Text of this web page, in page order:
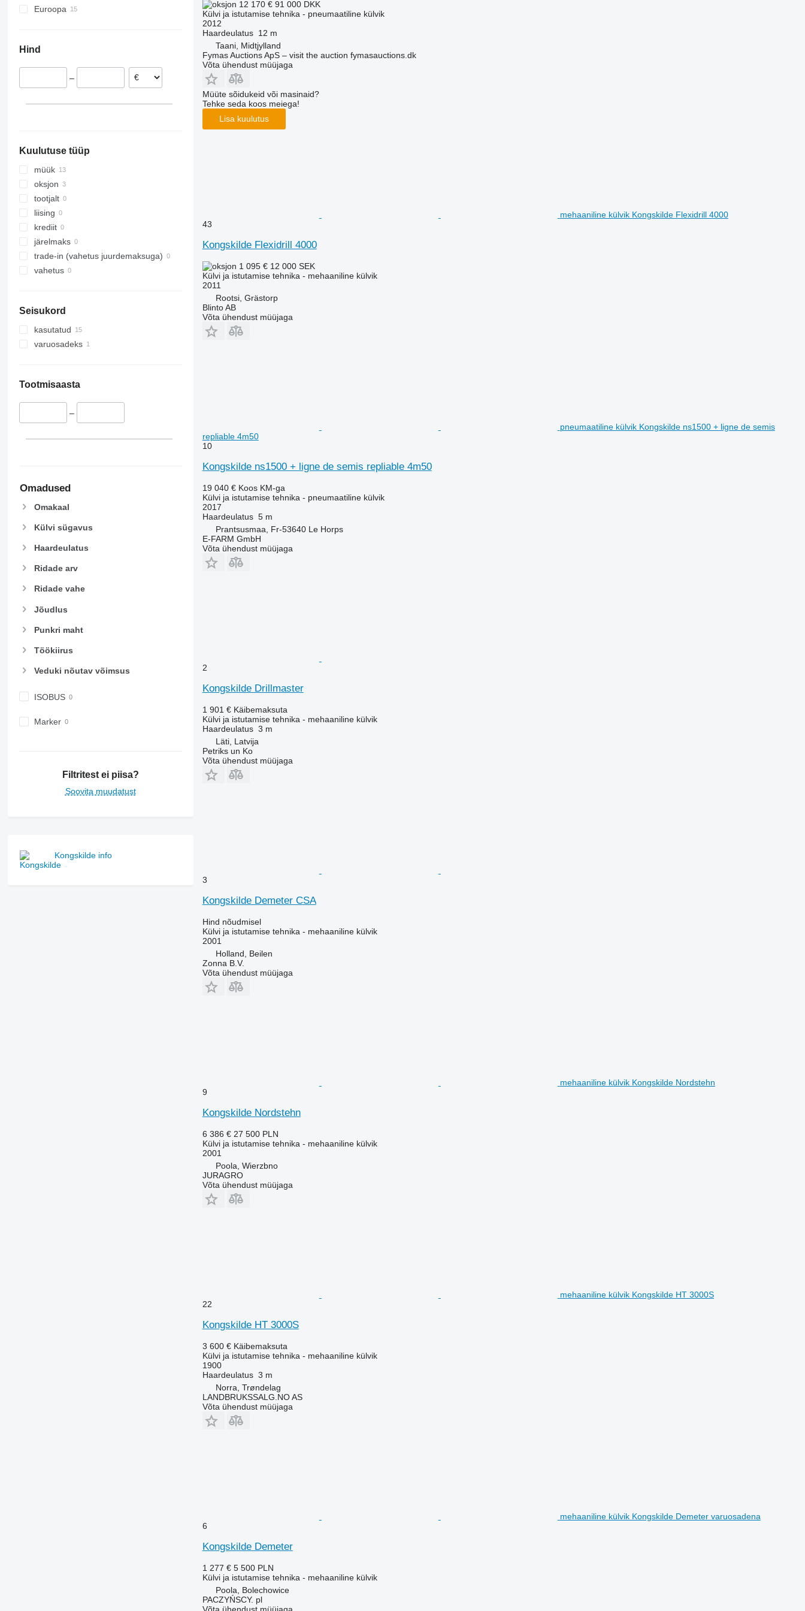
Euroopa
Rootsi
Prantsusmaa
Hind
–
Kuulutuse tüüp
müük
oksjon
tootjalt
liising
krediit
järelmaks
trade-in (vahetus juurdemaksuga)
vahetus
Seisukord
kasutatud
varuosadeks
Tootmisaasta
–
Omadused
Omakaal
Külvi sügavus
Haardeulatus
Ridade arv
Ridade vahe
Jõudlus
Punkri maht
Töökiirus
Veduki nõutav võimsus
ISOBUS
Marker
Filtritest ei piisa?
Soovita muudatust
Kongskilde info
12 170 € 91 000 DKK
Külvi ja istutamise tehnika - pneumaatiline külvik
2012
Haardeulatus 12 m
Taani, Midtjylland
Fymas Auctions ApS – visit the auction fymasauctions.dk
Võta ühendust müüjaga
Müüte sõidukeid või masinaid?
Tehke seda koos meiega!
Lisa kuulutus
mehaaniline külvik Kongskilde Flexidrill 4000
43
Kongskilde Flexidrill 4000
1 095 € 12 000 SEK
Külvi ja istutamise tehnika - mehaaniline külvik
2011
Rootsi, Grästorp
Blinto AB
Võta ühendust müüjaga
pneumaatiline külvik Kongskilde ns1500 + ligne de semis
repliable 4m50
10
Kongskilde ns1500 + ligne de semis repliable 4m50
19 040 € Koos KM-ga
Külvi ja istutamise tehnika - pneumaatiline külvik
2017
Haardeulatus 5 m
Prantsusmaa, Fr-53640 Le Horps
E-FARM GmbH
Võta ühendust müüjaga
2
Kongskilde Drillmaster
1 901 € Käibemaksuta
Külvi ja istutamise tehnika - mehaaniline külvik
Haardeulatus 3 m
Läti, Latvija
Petriks un Ko
Võta ühendust müüjaga
3
Kongskilde Demeter CSA
Hind nõudmisel
Külvi ja istutamise tehnika - mehaaniline külvik
2001
Holland, Beilen
Zonna B.V.
Võta ühendust müüjaga
mehaaniline külvik Kongskilde Nordstehn
9
Kongskilde Nordstehn
6 386 € 27 500 PLN
Külvi ja istutamise tehnika - mehaaniline külvik
2001
Poola, Wierzbno
JURAGRO
Võta ühendust müüjaga
mehaaniline külvik Kongskilde HT 3000S
22
Kongskilde HT 3000S
3 600 € Käibemaksuta
Külvi ja istutamise tehnika - mehaaniline külvik
1900
Haardeulatus 3 m
Norra, Trøndelag
LANDBRUKSSALG.NO AS
Võta ühendust müüjaga
mehaaniline külvik Kongskilde Demeter varuosadena
6
Kongskilde Demeter
1 277 € 5 500 PLN
Külvi ja istutamise tehnika - mehaaniline külvik
Poola, Bolechowice
PACZYŃSCY. pl